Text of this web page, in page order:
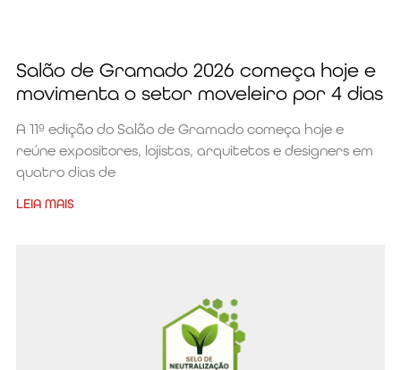
Salão de Gramado 2026 começa hoje e
movimenta o setor moveleiro por 4 dias
A 11ª edição do Salão de Gramado começa hoje e
reúne expositores, lojistas, arquitetos e designers em
quatro dias de
LEIA MAIS